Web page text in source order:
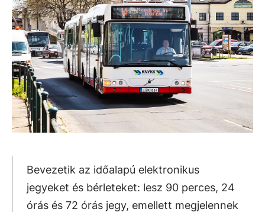
Bevezetik az időalapú elektronikus
jegyeket és bérleteket: lesz 90 perces, 24
órás és 72 órás jegy, emellett megjelennek